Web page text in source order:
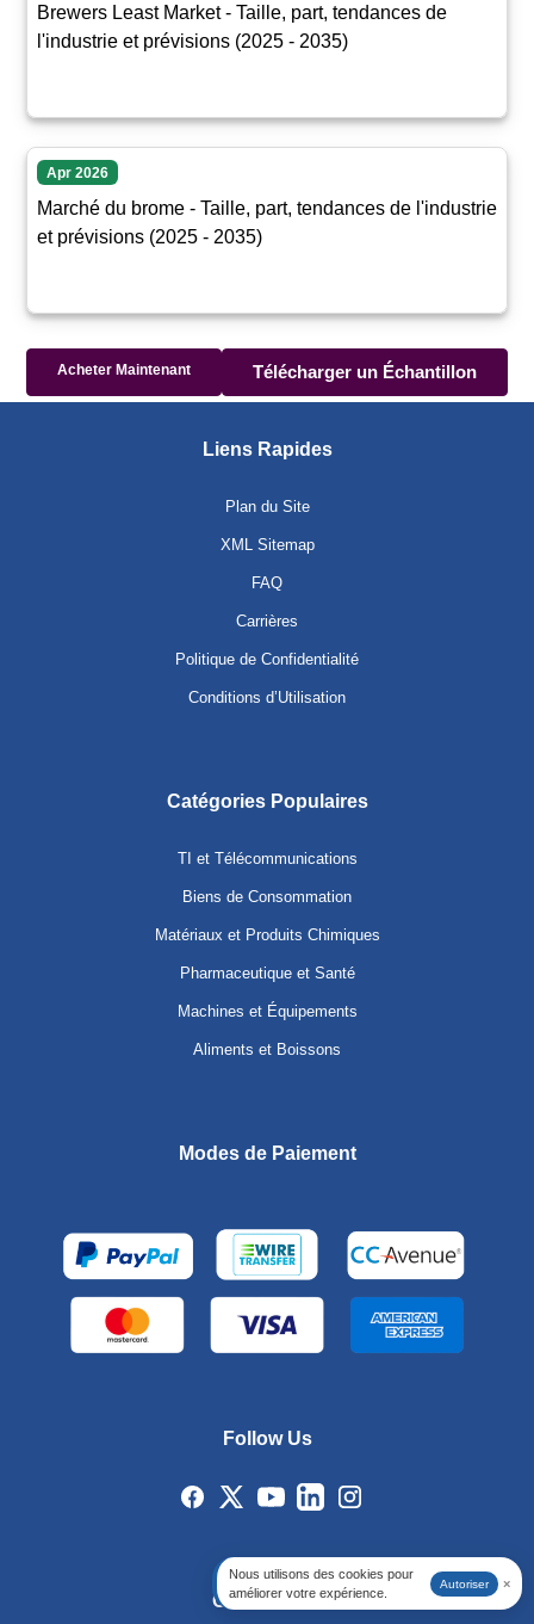
Brewers Least Market - Taille, part, tendances de
l'industrie et prévisions (2025 - 2035)
Apr 2026
Marché du brome - Taille, part, tendances de l'industrie
et prévisions (2025 - 2035)
Acheter Maintenant Télécharger un Échantillon
Liens Rapides
Plan du Site
XML Sitemap
FAQ
Carrières
Politique de Confidentialité
Conditions d’Utilisation
Catégories Populaires
TI et Télécommunications
Biens de Consommation
Matériaux et Produits Chimiques
Pharmaceutique et Santé
Machines et Équipements
Aliments et Boissons
Modes de Paiement
Follow Us
Certification
Nous utilisons des cookies pour
améliorer votre expérience.
Autoriser ×